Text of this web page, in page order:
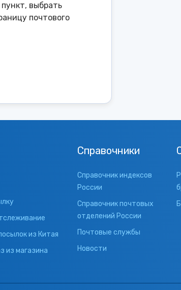
выбрать
почтового
из Китая
из магазина
Справочники
Справочник индексов
России
Справочник почтовых
отделений России
Почтовые службы
Новости